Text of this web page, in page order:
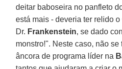
deitar baboseira no panfleto
está mais - deveria ter relido o
Dr. Frankenstein, se dado
monstro!". Neste caso, não
âncora de programa líder na